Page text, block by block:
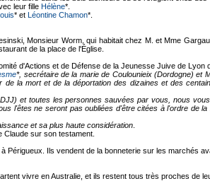
leur fille Hélène*.
* et Léontine Chamon*.
Monsieur Worm, qui habitait chez M. et Mme
de la place de l'Église.
d'Actions et de Défense de la Jeunesse Juive de Lyon
*, secrétaire de la marie de Coulounieix (Dordogne) et
la mort et de la déportation des dizaines et des
et toutes les personnes sauvées par vous, nous
l'êtes ne seront pas oubliées d'être citées à l'ordre de
et sa plus haute considération
sur son testament.
Ils vendent de la bonneterie sur les marchés
vivre en Australie, et ils restent tous très proches de